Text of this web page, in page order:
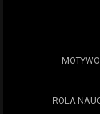
ROLA